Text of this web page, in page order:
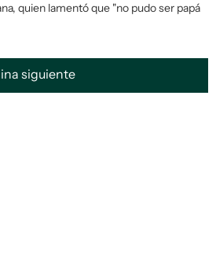
quien lamentó que "no pudo ser papá
siguiente